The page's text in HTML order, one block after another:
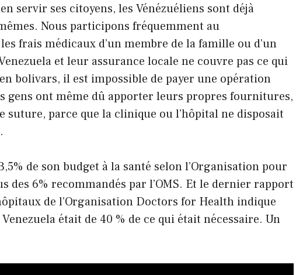
servir ses citoyens, les Vénézuéliens sont déjà
Nous participons fréquemment au
frais médicaux d’un membre de la famille ou d’un
et leur assurance locale ne couvre pas ce qui
bolivars, il est impossible de payer une opération
gens ont même dû apporter leurs propres fournitures,
suture, parce que la clinique ou l’hôpital ne disposait
de son budget à la santé selon l’Organisation pour
des 6% recommandés par l’OMS. Et le dernier rapport
de l’Organisation Doctors for Health indique
était de 40 % de ce qui était nécessaire. Un